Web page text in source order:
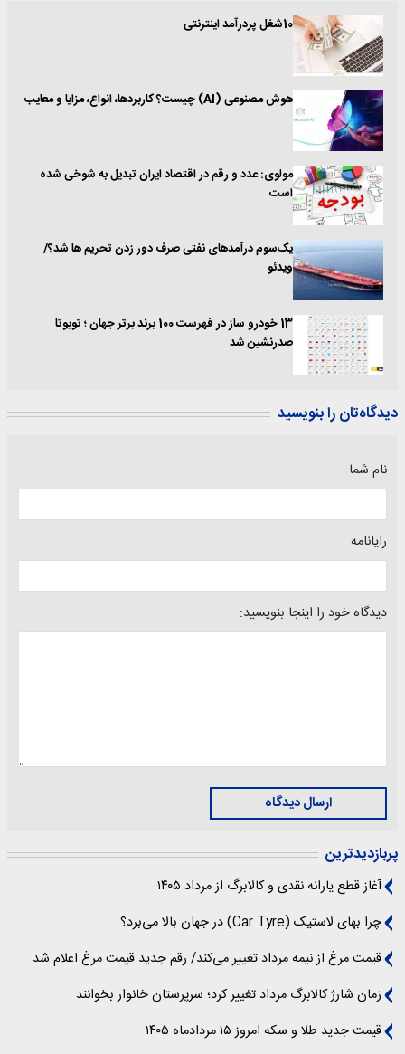
10شغل پردرآمد اینترنتی
هوش مصنوعی (AI) چیست؟ کاربردها، انواع، مزایا و معایب
مولوی: عدد و رقم در اقتصاد ایران تبدیل به شوخی شده
است
یک‌سوم درآمد‌های نفتی صرف دور زدن تحریم ها شد؟/
ویدئو
13 خودرو ساز در فهرست 100 برند برتر جهان ؛ تویوتا
صدرنشین شد
دیدگاه‌تان را بنویسید
نام شما
رایانامه
دیدگاه خود را اینجا بنویسید:
ارسال دیدگاه
پربازدیدترین
آغاز قطع یارانه نقدی و کالابرگ از مرداد ۱۴۰۵
چرا بهای لاستیک (Car Tyre) در جهان بالا می‌برد؟
قیمت مرغ از نیمه مرداد تغییر می‌کند/ رقم جدید قیمت مرغ اعلام شد
زمان شارژ کالابرگ مرداد تغییر کرد؛ سرپرستان خانوار بخوانند
قیمت جدید طلا و سکه امروز ۱۵ مردادماه ۱۴۰۵